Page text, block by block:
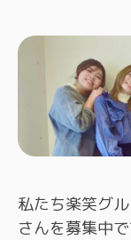
私たち楽笑グ
さんを募集中で